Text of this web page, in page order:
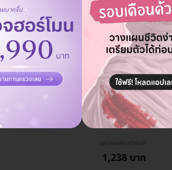
ราคาจองกับ HDmall
1,998 บาท
2,099 บาท ประหยัด 5%
ราคาจองกับ HDmall
1,238 บาท